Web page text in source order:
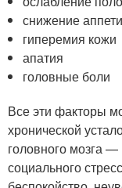
снижение
гиперемия кожи
апатия
головные боли
Все эти факторы
хронической
головного мозга
социального